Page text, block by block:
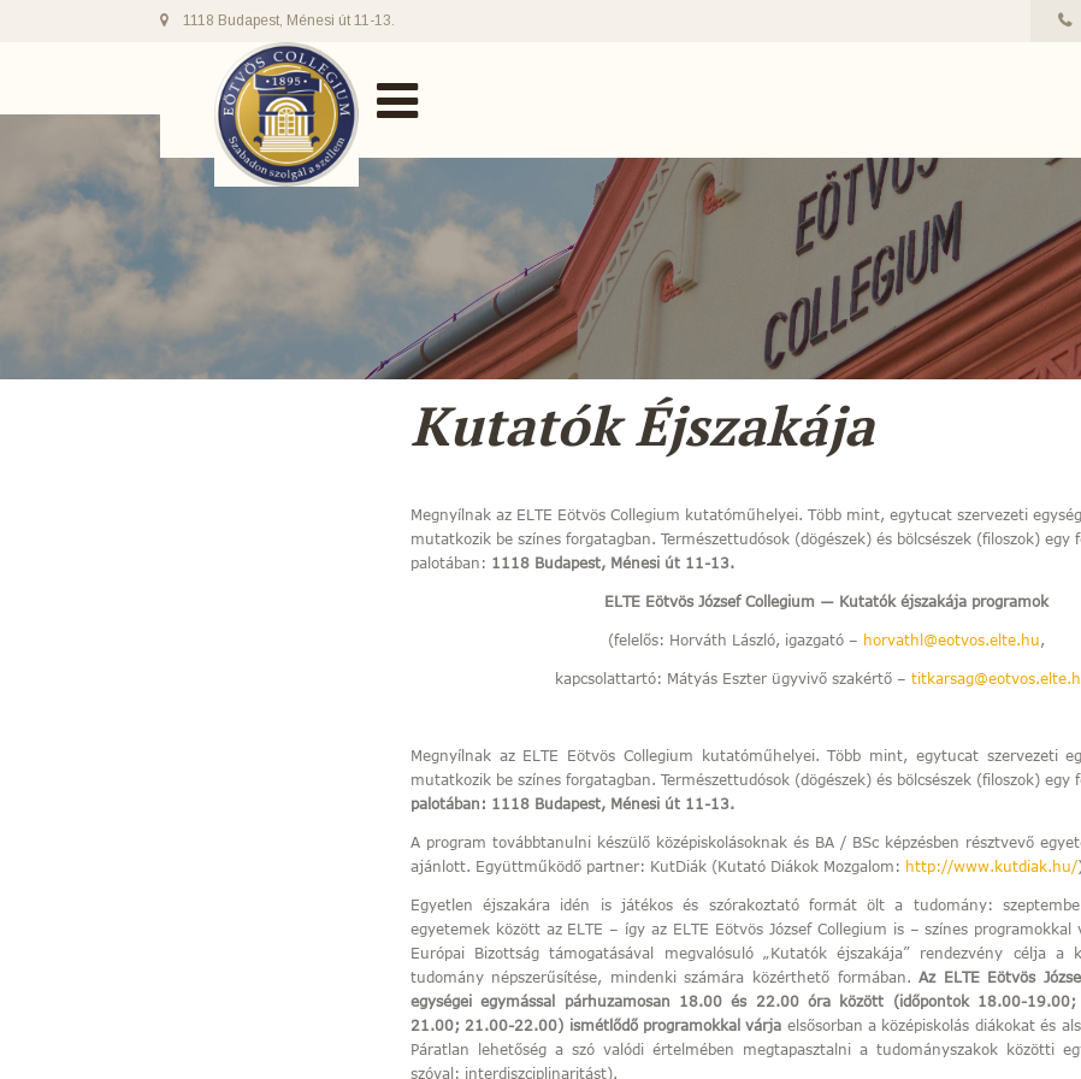
1118 Budapest, Ménesi út 11-13.
Kutatók Éjszakája
Megnyílnak az ELTE Eötvös Collegium kutatóműhelyei. Több mint, egytucat szervezeti
mutatkozik be színes forgatagban. Természettudósok (dögészek) és bölcsészek (filoszok) egy
palotában: 1118 Budapest, Ménesi út 11-13.
ELTE Eötvös József Collegium ― Kutatók éjszakája programok
(felelős: Horváth László, igazgató – horvathl@eotvos.elte.hu,
kapcsolattartó: Mátyás Eszter ügyvivő szakértő –
Megnyílnak az ELTE Eötvös Collegium kutatóműhelyei. Több mint, egytucat szervezeti
mutatkozik be színes forgatagban. Természettudósok (dögészek) és bölcsészek (filoszok) egy
palotában: 1118 Budapest, Ménesi út 11-13.
A program továbbtanulni készülő középiskolásoknak és BA / BSc képzésben résztvevő
ajánlott. Együttműködő partner: KutDiák (Kutató Diákok Mozgalom: http://www.kutdiak.hu/
Egyetlen éjszakára idén is játékos és szórakoztató formát ölt a tudomány:
egyetemek között az ELTE – így az ELTE Eötvös József Collegium is – színes programokkal
Európai Bizottság támogatásával megvalósuló „Kutatók éjszakája” rendezvény célja
tudomány népszerűsítése, mindenki számára közérthető formában.Az ELTE Eötvös
egységei egymással párhuzamosan 18.00 és 22.00 óra között (időpontok 18.00-
21.00; 21.00-22.00) ismétlődő programokkal várja elsősorban a középiskolás diákokat és
Páratlan lehetőség a szó valódi értelmében megtapasztalni a tudományszakok közötti
szóval: interdiszciplinaritást).